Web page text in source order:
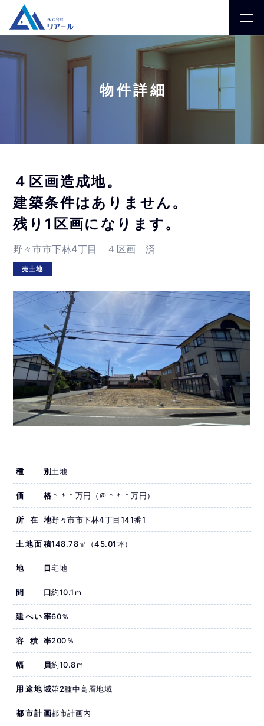
物件詳細
４区画造成地。
建築条件はありません。
残り1区画になります。
野々市市下林4丁目 ４区画 済
売土地
種別土地
価格 ＊＊＊万円（＠＊＊＊万円）
所在地野々市市下林4丁目141番1
土地面積148.78㎡（45.01坪）
地目宅地
間口約10.1ｍ
建ぺい率60％
容積率200％
幅員約10.8ｍ
用途地域第2種中高層地域
都市計画都市計画内